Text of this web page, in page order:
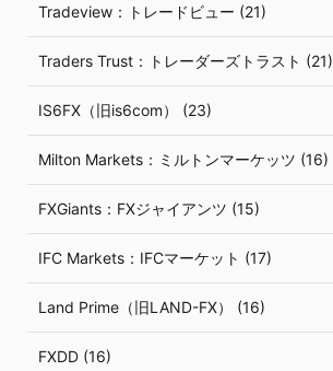
Tradeview：トレードビュー (21)
Traders Trust：トレーダーズトラスト (21)
IS6FX（旧is6com） (23)
Milton Markets：ミルトンマーケッツ (16)
FXGiants：FXジャイアンツ (15)
IFC Markets：IFCマーケット (17)
Land Prime（旧LAND-FX） (16)
FXDD (16)